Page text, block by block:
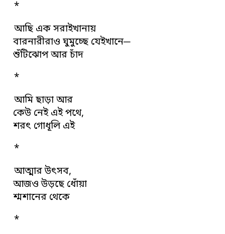
*
আছি এক সরাইখানায়
বারনারীরাও ঘুমুচ্ছে যেইখানে─
শুঁটিঝোপ আর চাঁদ
*
আমি ছাড়া আর
কেউ নেই এই পথে,
শরৎ গোধূলি এই
*
আত্মার উৎসব,
আজও উড়ছে ধোঁয়া
শ্মশানের থেকে
*